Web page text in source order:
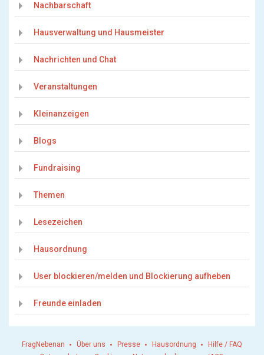
Nachbarschaft
Hausverwaltung und Hausmeister
Nachrichten und Chat
Veranstaltungen
Kleinanzeigen
Blogs
Fundraising
Themen
Lesezeichen
Hausordnung
User blockieren/melden und Blockierung aufheben
Freunde einladen
FragNebenan Über uns Presse Hausordnung
Hilfe / FAQ